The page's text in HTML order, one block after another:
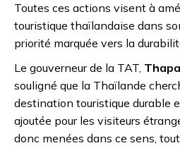
Toutes ces actions visent à
touristique thaïlandaise dans
priorité marquée vers la
Le gouverneur de la TAT,
souligné que la Thaïlande
destination touristique durable
ajoutée pour les visiteurs
donc menées dans ce sens,